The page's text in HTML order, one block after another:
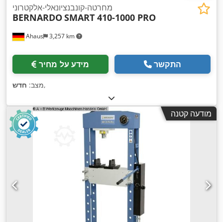
Ahaus 3,257 km
מחרטה-קונבנציונאלי-אלקטרוני
BERNARDOSMART 410-1000 PRO
מידע על מחיר התקשר
מצב: חדש ,
מודעה קטנה